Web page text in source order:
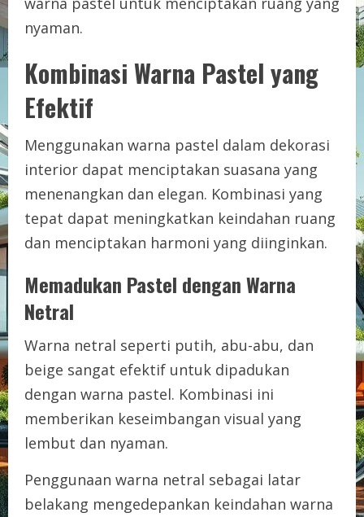
nyaman.
Kombinasi Warna Pastel yang
Efektif
Menggunakan warna pastel dalam dekorasi
interior dapat menciptakan suasana yang
menenangkan dan elegan. Kombinasi yang
tepat dapat meningkatkan keindahan ruang
dan menciptakan harmoni yang diinginkan.
Memadukan Pastel dengan Warna
Netral
Warna netral seperti putih, abu-abu, dan
beige sangat efektif untuk dipadukan
dengan warna pastel. Kombinasi ini
memberikan keseimbangan visual yang
lembut dan nyaman.
Penggunaan warna netral sebagai latar
belakang mengedepankan keindahan warna